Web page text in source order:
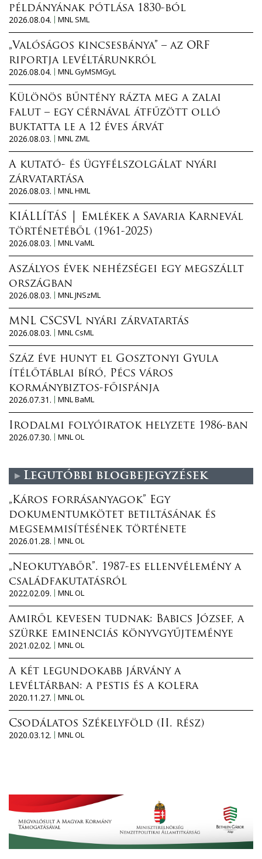
példányának pótlása 1830-ból
2026.08.04.
MNL SML
„Valóságos kincsesbánya” – az ORF
riportja levéltárunkról
2026.08.04.
MNL GyMSMGyL
Különös bűntény rázta meg a zalai
falut – egy cérnával átfűzött olló
buktatta le a 12 éves árvát
2026.08.03.
MNL ZML
A kutató- és ügyfélszolgálat nyári
zárvatartása
2026.08.03.
MNL HML
KIÁLLÍTÁS │ Emlékek a Savaria Karnevál
történetéből (1961-2025)
2026.08.03.
MNL VaML
Aszályos évek nehézségei egy megszállt
országban
2026.08.03.
MNL JNSzML
MNL CSCSVL nyári zárvatartás
2026.08.03.
MNL CsML
Száz éve hunyt el Gosztonyi Gyula
ítélőtáblai bíró, Pécs város
kormánybiztos-főispánja
2026.07.31.
MNL BaML
Irodalmi folyóiratok helyzete 1986-ban
2026.07.30.
MNL OL
Legutóbbi blogbejegyzések
„Káros forrásanyagok” Egy
dokumentumkötet betiltásának és
megsemmisítésének története
2026.01.28.
MNL OL
„Neokutyabőr”. 1987-es ellenvélemény a
családfakutatásról
2022.02.09.
MNL OL
Amiről kevesen tudnak: Babics József, a
szürke eminenciás könyvgyűjteménye
2021.02.02.
MNL OL
A két legundokabb járvány a
levéltárban: a pestis és a kolera
2020.11.27.
MNL OL
Csodálatos Székelyföld (II. rész)
2020.03.12.
MNL OL